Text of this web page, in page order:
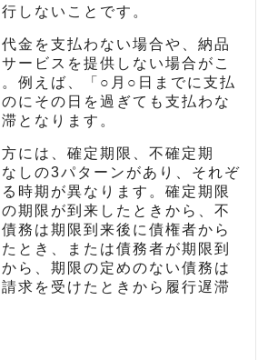
しないことです。
金を支払わない場合や、納品
ービスを提供しない場合がこ
例えば、「○月○日までに支払
にその日を過ぎても支払わな
となります。
には、確定期限、不確定期
しの3パターンがあり、それぞ
時期が異なります。確定期限
期限が到来したときから、不
務は期限到来後に債権者から
とき、または債務者が期限到
ら、期限の定めのない債務は
求を受けたときから履行遅滞